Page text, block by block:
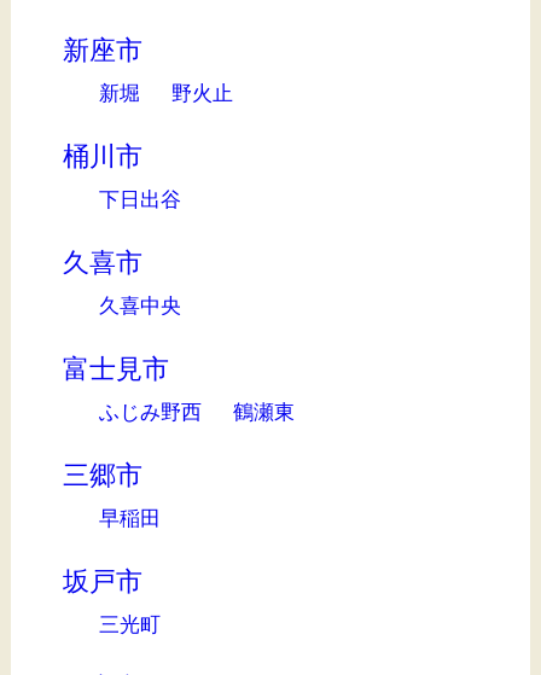
新座市
新堀 野火止
桶川市
下日出谷
久喜市
久喜中央
富士見市
ふじみ野西 鶴瀬東
三郷市
早稲田
坂戸市
三光町